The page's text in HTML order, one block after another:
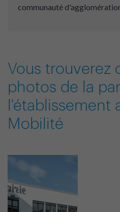
communauté
Vous trouverez
photos de la
l'établissement
Mobilité